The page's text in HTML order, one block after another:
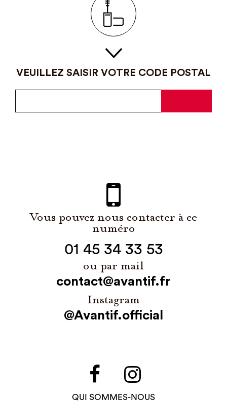
VEUILLEZ SAISIR VOTRE CODE POSTAL
Vous pouvez nous contacter à ce
numéro
01 45 34 33 53
ou par mail
contact@avantif.fr
Instagram
@Avantif.official
QUI SOMMES-NOUS